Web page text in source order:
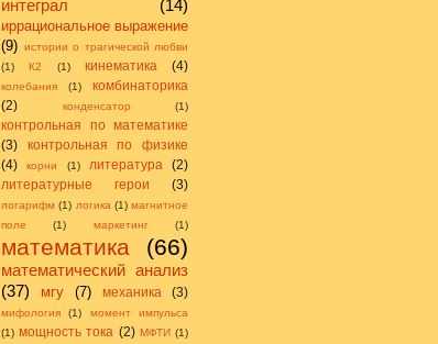
интеграл (14)
иррациональное выражение
(9) истории о трагической любви
(1)
К2 (1) кинематика (4)
колебания (1)
комбинаторика
(2)
конденсатор (1)
контрольная по математике
(3)
контрольная по физике
(4)
корни (1) литература
(2)
литературные герои
(3)
логарифм (1) логика (1) магнитное
поле
(1) маркетинг (1)
математика (66)
математический анализ
(37)
мгу (7) механика (3)
мифология (1)
момент импульса
(1) мощность тока (2) МФТИ (1)